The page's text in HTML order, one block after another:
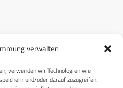
verwalten
verwenden wir Technologien wie
und/oder darauf zuzugreifen.